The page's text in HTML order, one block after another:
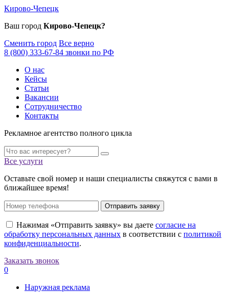
Кирово-Чепецк
Ваш город Кирово-Чепецк?
Сменить город Все верно
8 (800) 333-67-84 звонки по РФ
О нас
Кейсы
Статьи
Вакансии
Сотрудничество
Контакты
Рекламное агентство полного цикла
Все услуги
Оставьте свой номер и наши специалисты свяжутся с вами в
ближайшее время!
Отправить заявку
Нажимая «Отправить заявку» вы даете согласие на
обработку персональных данных в соответствии с политикой
конфиденциальности.
Заказать звонок
0
Наружная реклама